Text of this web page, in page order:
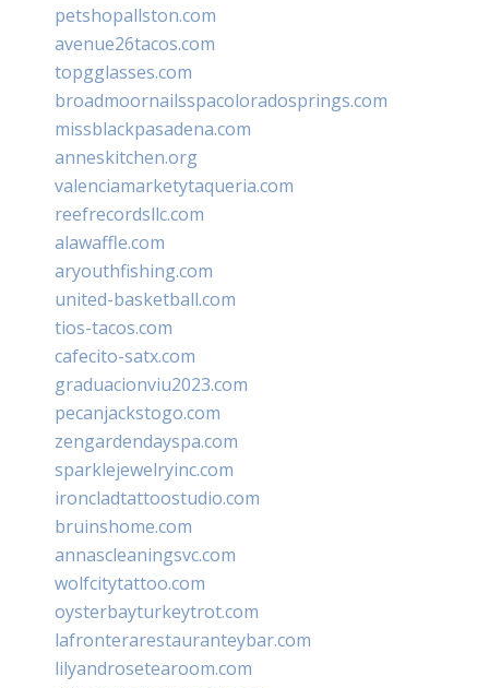
petshopallston.com
avenue26tacos.com
topgglasses.com
broadmoornailsspacoloradosprings.com
missblackpasadena.com
anneskitchen.org
valenciamarketytaqueria.com
reefrecordsllc.com
alawaffle.com
aryouthfishing.com
united-basketball.com
tios-tacos.com
cafecito-satx.com
graduacionviu2023.com
pecanjackstogo.com
zengardendayspa.com
sparklejewelryinc.com
ironcladtattoostudio.com
bruinshome.com
annascleaningsvc.com
wolfcitytattoo.com
oysterbayturkeytrot.com
lafronterarestauranteybar.com
lilyandrosetearoom.com